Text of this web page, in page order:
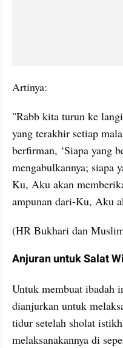
Artinya:
"Rabb kita turun ke
yang terakhir setiap
berfirman, ‘Siapa yang
mengabulkannya; siapa
Ku, Aku akan
ampunan dari-Ku, Aku
(HR Bukhari dan
Anjuran untuk Salat
Untuk membuat ibadah
dianjurkan untuk
tidur setelah sholat
melaksanakannya di